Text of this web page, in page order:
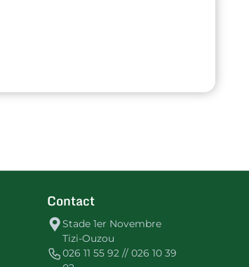
Contact
Stade 1er Novembre
Tizi-Ouzou
026 11 55 92 // 026 10 39